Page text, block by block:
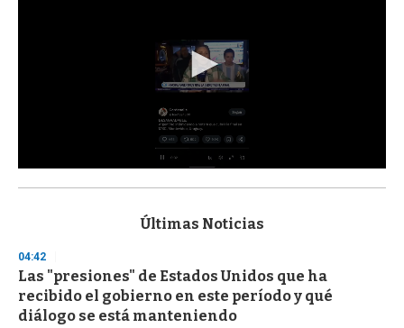
s
d
s
o
f
3
Últimas Noticias
04:42
Las "presiones" de Estados Unidos que ha
recibido el gobierno en este período y qué
diálogo se está manteniendo